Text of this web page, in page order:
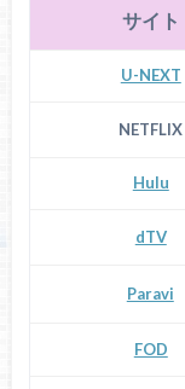
サイト
U-NEXT
NETFLIX
Hulu
dTV
Paravi
FOD